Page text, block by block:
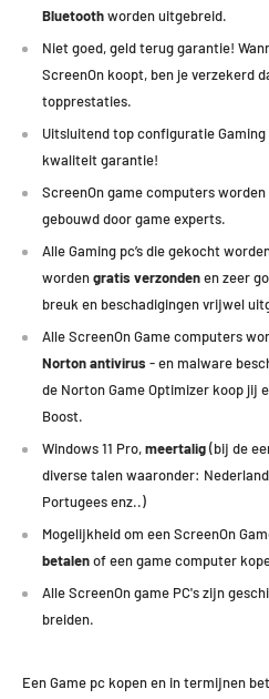
Bluetoothworden uitgebreid.
Niet goed, geld terug garantie!
ScreenOn koopt, ben je verzekerd
topprestaties.
Uitsluitend top configuratie
kwaliteit garantie!
ScreenOn game computers
gebouwd door game experts.
Alle Gaming pc’s die gekocht
wordengratis verzondenen zeer
breuk en beschadigingen vrijwel
Alle ScreenOn Game computers
Norton antivirus - en malware
de Norton Game Optimizer koop jij
Boost.
Windows 11 Pro,meertalig(bij de
diverse talen waaronder:
Portugees enz..)
Mogelijkheid om een ScreenOn
betalenof een game computer
Alle ScreenOn game PC's zijn
breiden.
Een Game pc kopen en in termijnen